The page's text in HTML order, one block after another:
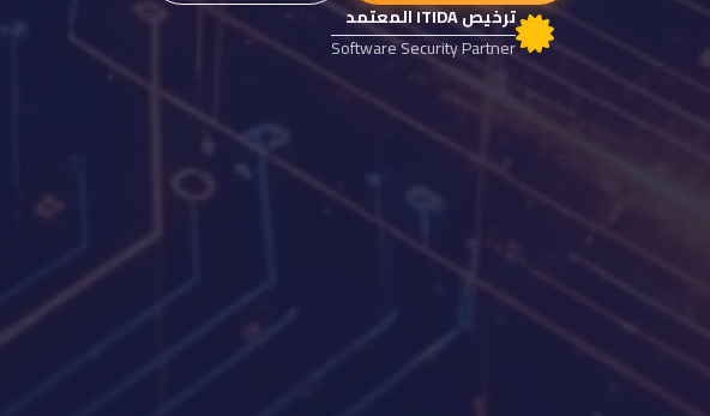
ترخيص ITIDA المعتمد
Software Security Partner